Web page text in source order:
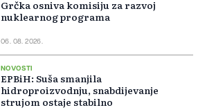
Grčka osniva komisiju za razvoj
nuklearnog programa
06. 08. 2026.
NOVOSTI
EPBiH: Suša smanjila
hidroproizvodnju, snabdijevanje
strujom ostaje stabilno